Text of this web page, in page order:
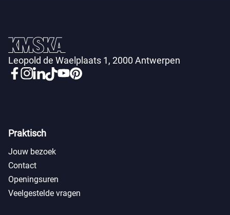
Leopold de Waelplaats 1, 2000 Antwerpen
Praktisch
Jouw bezoek
Contact
Openingsuren
Veelgestelde vragen